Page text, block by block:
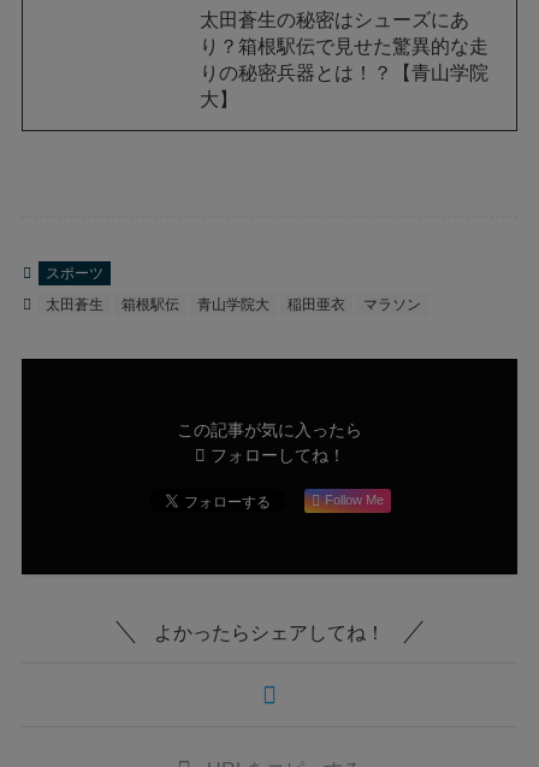
太田蒼生の秘密はシューズにあ
り？箱根駅伝で見せた驚異的な走
りの秘密兵器とは！？【青山学院
大】
スポーツ
太田蒼生
箱根駅伝 青山学院大 稲田亜衣 マラソン
この記事が気に入ったら
フォローしてね！
Follow Me
よかったらシェアしてね！